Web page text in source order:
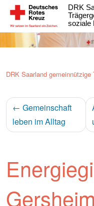
DRK
soziale
DRK Saarland
← Gemeinschaft
leben im Alltag